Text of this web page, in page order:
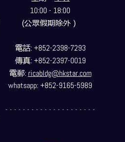
10:00 - 18:00
(公眾假期除外）
電話: +852-2398-7293
傳真: +852-2397-0019
電郵: ricabldg@hkstar.com
whatsapp: +852-9165-5989
- - - - - - - - - - - - - - - - - - - - -